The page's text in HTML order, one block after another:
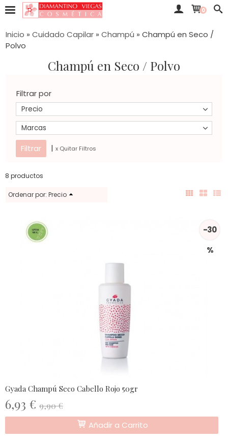
0
Inicio » Cuidado Capilar » Champú » Champú en Seco /
Polvo
Champú en Seco / Polvo
Filtrar por
Precio
Marcas
| x Quitar Filtros
8 productos
Ordenar por: Precio
-30
%
Gyada Champú Seco Cabello Rojo 50gr
6,93 € 9,90 €
Añadir a Carrito